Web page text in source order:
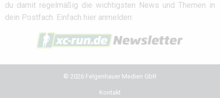
du damit regelmäßig die wichtigsten News und Themen in
dein Postfach. Einfach hier anmelden:
© 2026 Felgenhauer Medien GbR
Kontakt